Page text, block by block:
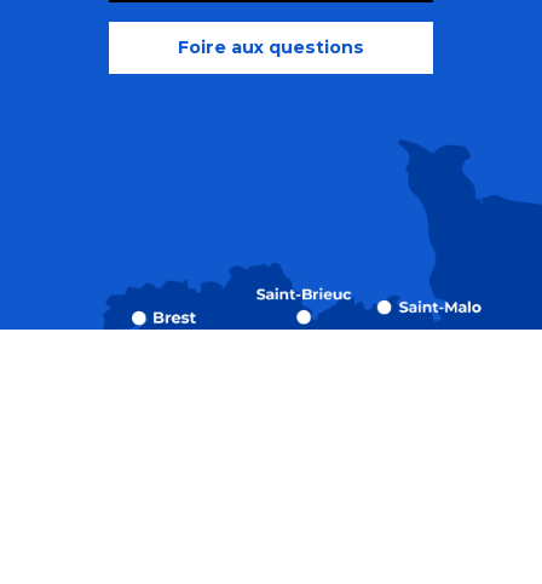
Recherche
Foire aux questions